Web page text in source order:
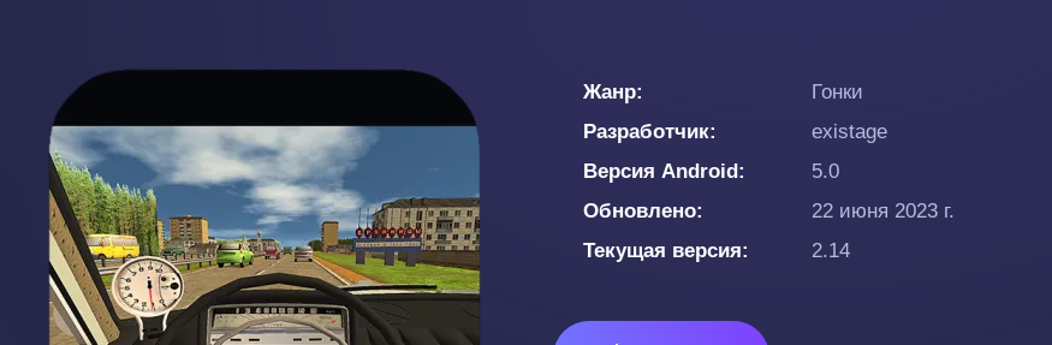
Жанр
Гонки
Разработчик
existage
Версия Android
5.0
Обновлено
22 июня 2023 г.
Текущая версия
2.14